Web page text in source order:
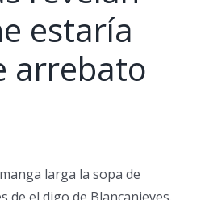
estaría
arrebato
larga la sopa de
de el digo de Blancanieves.